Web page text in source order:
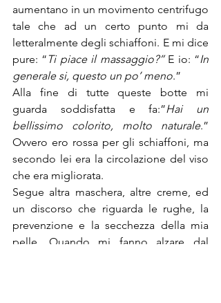
aumentano in un movimento centrifugo
tale che ad un certo punto mi da
letteralmente degli schiaffoni. E mi dice
pure: “ Ti piace il massaggio?” E io: “In
generale si, questo un po’ meno.”
Alla fine di tutte queste botte mi
guarda soddisfatta e fa:”Hai un
bellissimo colorito, molto naturale.”
Ovvero ero rossa per gli schiaffoni, ma
secondo lei era la circolazione del viso
che era migliorata.
Segue altra maschera, altre creme, ed
un discorso che riguarda le rughe, la
prevenzione e la secchezza della mia
pelle. Quando mi fanno alzare dal